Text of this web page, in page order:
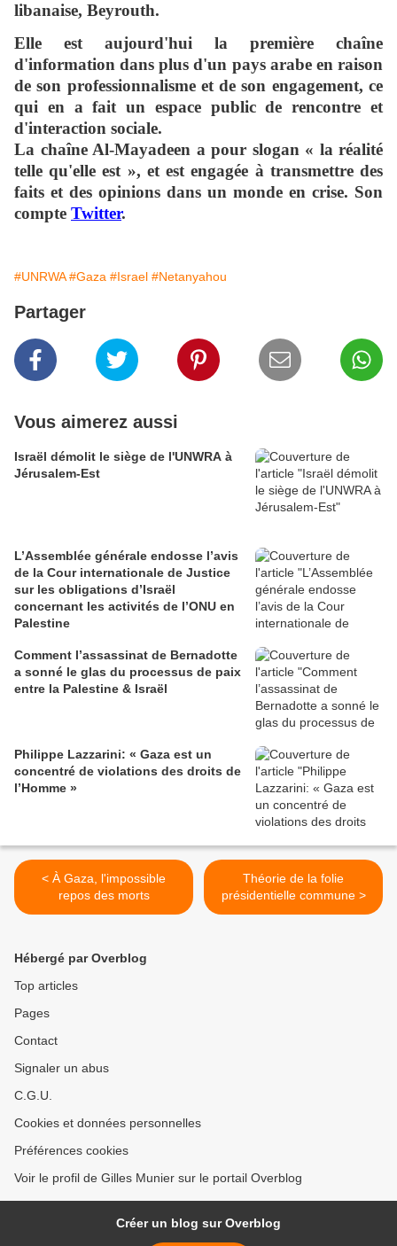
libanaise, Beyrouth.
Elle est aujourd'hui la première chaîne
d'information dans plus d'un pays arabe en raison
de son professionnalisme et de son engagement, ce
qui en a fait un espace public de rencontre et
d'interaction sociale.
La chaîne Al-Mayadeen a pour slogan « la réalité
telle qu'elle est », et est engagée à transmettre des
faits et des opinions dans un monde en crise. Son
compte Twitter.
#UNRWA #Gaza #Israel #Netanyahou
Partager
Vous aimerez aussi
Israël démolit le siège de l'UNWRA à
Jérusalem-Est
L’Assemblée générale endosse l’avis
de la Cour internationale de Justice
sur les obligations d’Israël
concernant les activités de l’ONU en
Palestine
Comment l’assassinat de Bernadotte
a sonné le glas du processus de paix
entre la Palestine & Israël
Philippe Lazzarini: « Gaza est un
concentré de violations des droits de
l’Homme »
< À Gaza, l'impossible
repos des morts
Théorie de la folie
présidentielle commune >
Hébergé par Overblog
Top articles
Pages
Contact
Signaler un abus
C.G.U.
Cookies et données personnelles
Préférences cookies
Voir le profil de Gilles Munier sur le portail Overblog
Créer un blog sur Overblog